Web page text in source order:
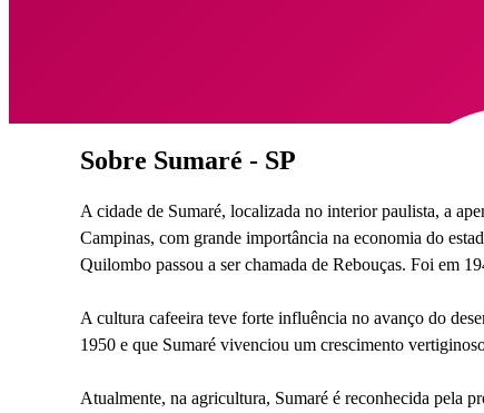
Sobre Sumaré - SP
A cidade de Sumaré, localizada no interior paulista, a
Campinas, com grande importância na economia do
Quilombo passou a ser chamada de Rebouças. Foi em
A cultura cafeeira teve forte influência no avanço do
1950 e que Sumaré vivenciou um crescimento
Atualmente, na agricultura, Sumaré é reconhecida pela